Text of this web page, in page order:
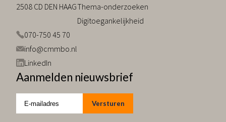
2508 CD DEN HAAG
070-750 45 70
info@cmmbo.nl
LinkedIn
Thema-onderzoeken
Digitoegankelijkheid
Aanmelden nieuwsbrief